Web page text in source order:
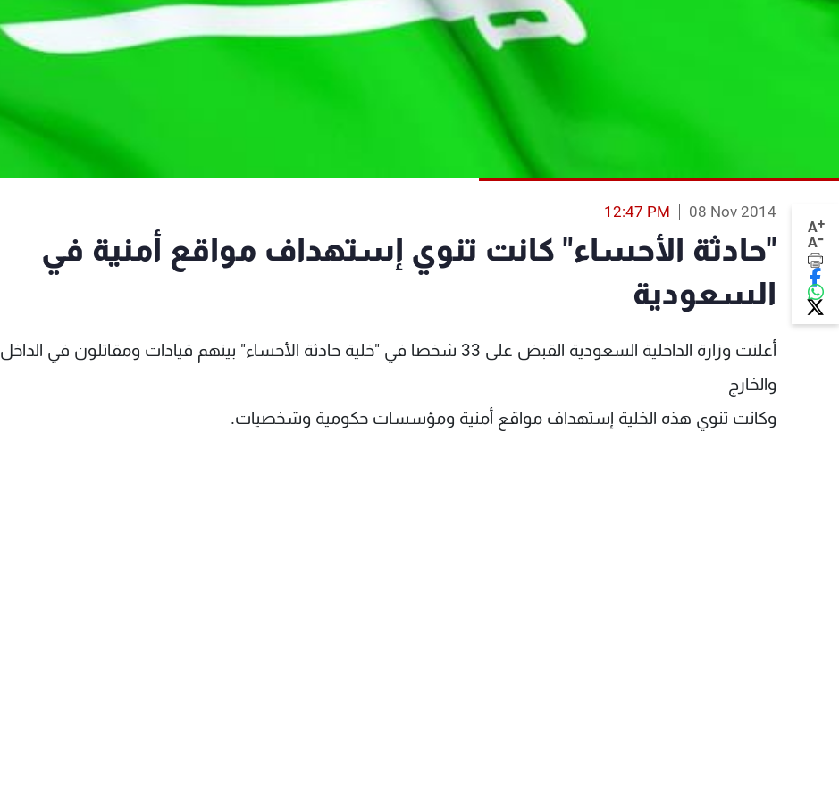
A+
A-
08 Nov 2014
12:47 PM
"حادثة الأحساء" كانت تنوي إستهداف مواقع أمنية في
السعودية
أعلنت وزارة الداخلية السعودية القبض على 33 شخصا في "خلية حادثة الأحساء" بينهم قيادات ومقاتلون في الداخل
والخارج
وكانت تنوي هذه الخلية إستهداف مواقع أمنية ومؤسسات حكومية وشخصيات.